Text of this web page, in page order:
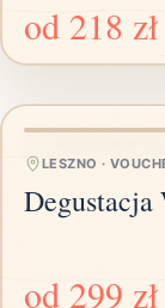
od 218 zł
LESZNO ·
od 299 zł